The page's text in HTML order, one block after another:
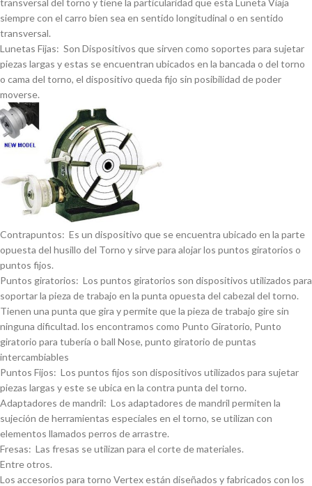
transversal del torno y tiene la particularidad que esta Luneta Viaja
siempre con el carro bien sea en sentido longitudinal o en sentido
transversal.
Lunetas Fijas: Son Dispositivos que sirven como soportes para sujetar
piezas largas y estas se encuentran ubicados en la bancada o del torno
o cama del torno, el dispositivo queda fijo sin posibilidad de poder
moverse.
Contrapuntos: Es un dispositivo que se encuentra ubicado en la parte
opuesta del husillo del Torno y sirve para alojar los puntos giratorios o
puntos fijos.
Puntos giratorios: Los puntos giratorios son dispositivos utilizados para
soportar la pieza de trabajo en la punta opuesta del cabezal del torno.
Tienen una punta que gira y permite que la pieza de trabajo gire sin
ninguna dificultad. los encontramos como Punto Giratorio, Punto
giratorio para tuberí­a o ball Nose, punto giratorio de puntas
intercambiables
Puntos Fijos: Los puntos fijos son dispositivos utilizados para sujetar
piezas largas y este se ubica en la contra punta del torno.
Adaptadores de mandril: Los adaptadores de mandril permiten la
sujeción de herramientas especiales en el torno, se utilizan con
elementos llamados perros de arrastre.
Fresas: Las fresas se utilizan para el corte de materiales.
Entre otros.
Los accesorios para torno Vertex están diseñados y fabricados con los